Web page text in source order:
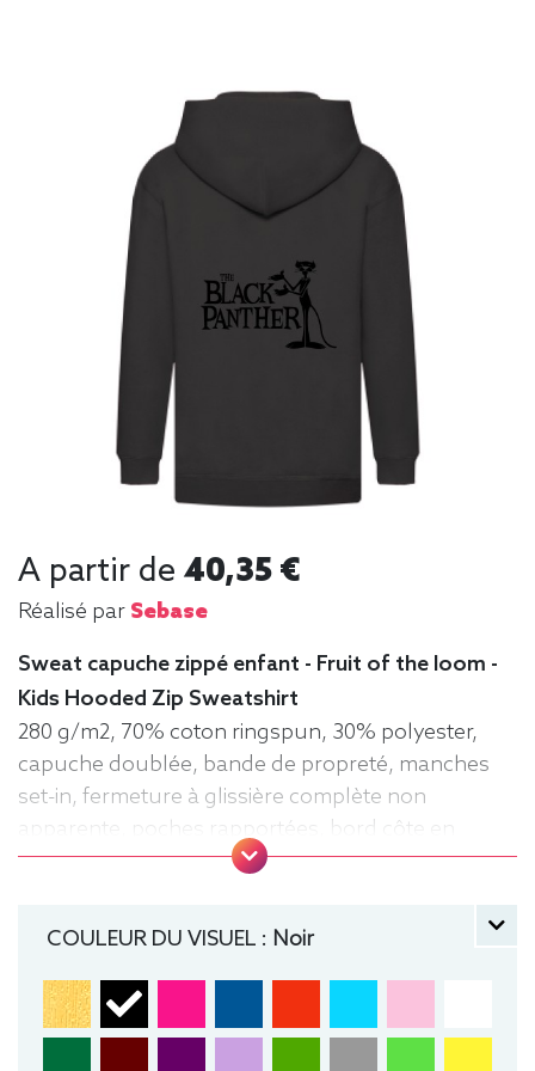
A partir de 40,35 €
Réalisé par Sebase
Sweat capuche zippé enfant - Fruit of the loom -
Kids Hooded Zip Sweatshirt
280 g/m2, 70% coton ringspun, 30% polyester,
capuche doublée, bande de propreté, manches
set-in, fermeture à glissière complète non
apparente, poches rapportées, bord côte en
coton/élasthanne à la taille et aux poignets pour
manche longue, Hiver, Fruit of the loom, Enfant,
COULEUR DU VISUEL : Noir